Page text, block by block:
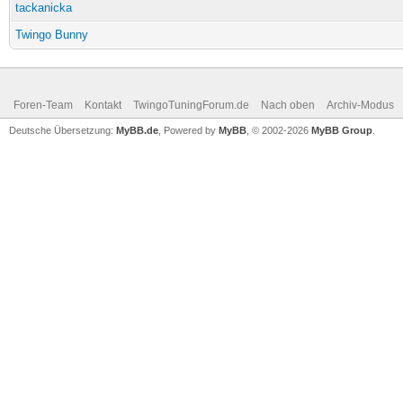
tackanicka
Twingo Bunny
Foren-Team Kontakt TwingoTuningForum.de Nach oben Archiv-Modus
Deutsche Übersetzung: MyBB.de , Powered by MyBB , © 2002-2026 MyBB Group